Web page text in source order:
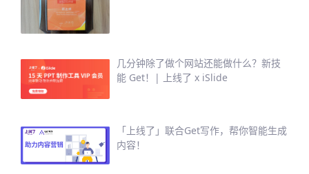
几分钟除了做个网站还能做什么？新技
能 Get！| 上线了 x iSlide
「上线了」联合Get写作，帮你智能生成
内容！